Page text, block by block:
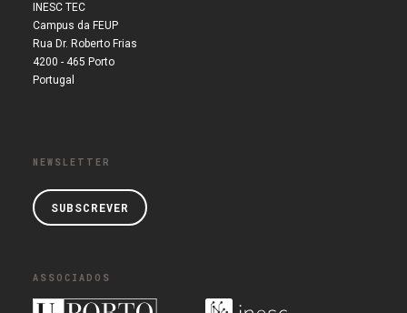
INESC TEC
Campus da FEUP
Rua Dr. Roberto Frias
4200 - 465 Porto
Portugal
NEWSLETTER
SUBSCREVER
ASSOCIADOS